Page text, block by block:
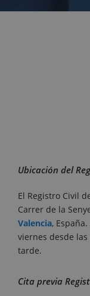
Ubicación del
El Registro Civil
Carrer de la
Valencia,
viernes desde
tarde.
Cita previa